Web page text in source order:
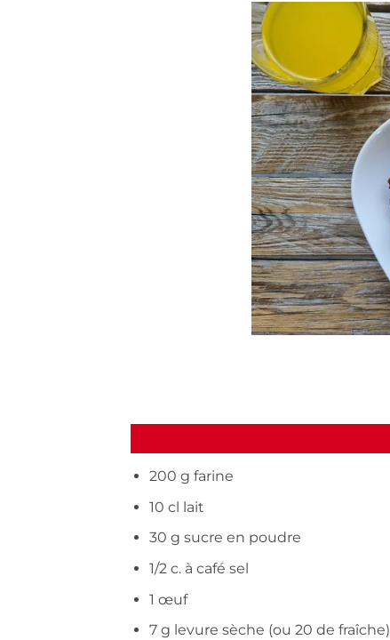
200 g farine
10 cl lait
30 g sucre en poudre
1/2 c. à café sel
1 œuf
7 g levure sèche (ou 20 de fraîche)